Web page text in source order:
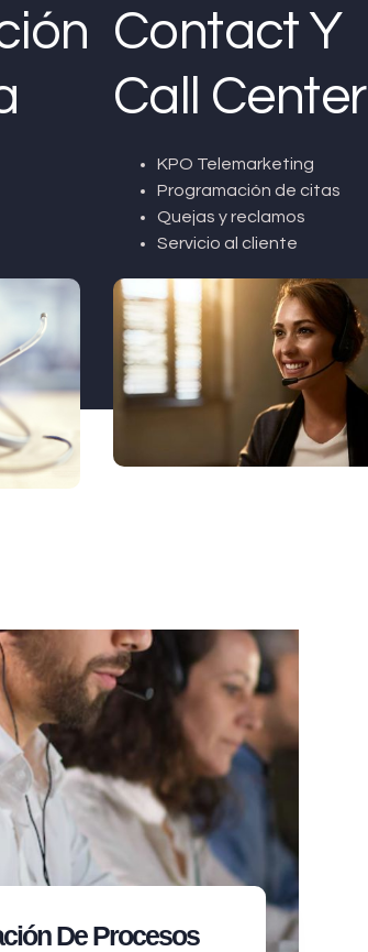
Contact Y
Call Center
KPO Telemarketing
Programación de citas
Quejas y reclamos
Servicio al cliente
De Procesos